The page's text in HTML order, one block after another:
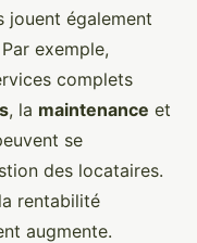
jouent également
exemple,
complets
, la maintenance et
se
des locataires.
rentabilité
augmente.